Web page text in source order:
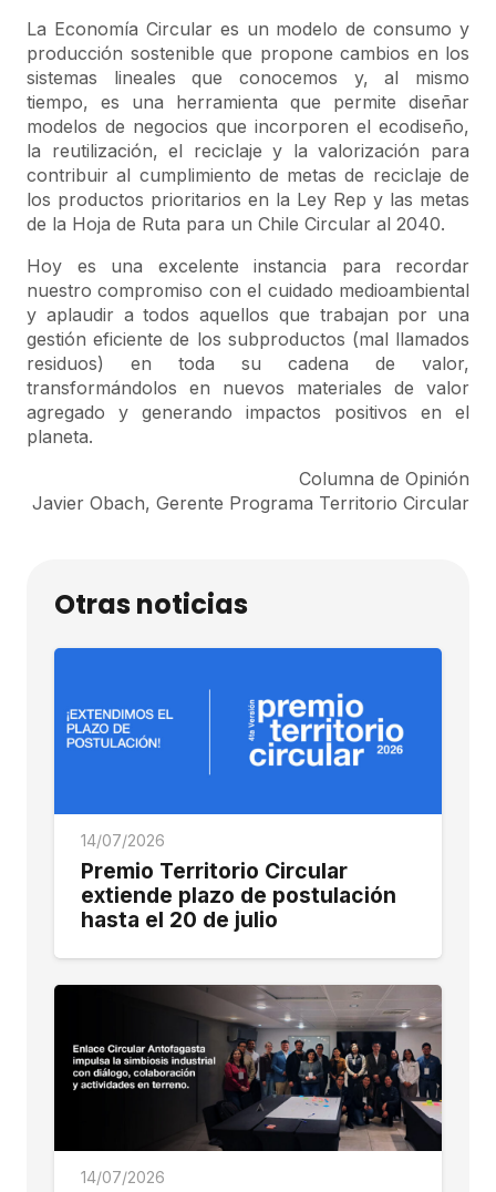
La Economía Circular es un modelo de consumo y
producción sostenible que propone cambios en los
sistemas lineales que conocemos y, al mismo
tiempo, es una herramienta que permite diseñar
modelos de negocios que incorporen el ecodiseño,
la reutilización, el reciclaje y la valorización para
contribuir al cumplimiento de metas de reciclaje de
los productos prioritarios en la Ley Rep y las metas
de la Hoja de Ruta para un Chile Circular al 2040.
Hoy es una excelente instancia para recordar
nuestro compromiso con el cuidado medioambiental
y aplaudir a todos aquellos que trabajan por una
gestión eficiente de los subproductos (mal llamados
residuos) en toda su cadena de valor,
transformándolos en nuevos materiales de valor
agregado y generando impactos positivos en el
planeta.
Columna de Opinión
Javier Obach, Gerente Programa Territorio Circular
Otras noticias
14/07/2026
Premio Territorio Circular
extiende plazo de postulación
hasta el 20 de julio
14/07/2026